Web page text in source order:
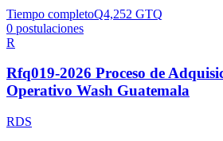
Tiempo completoQ4,252 GTQ
0 postulaciones
R
Rfq019-2026 Proceso de
Operativo Wash Guatemala
RDS